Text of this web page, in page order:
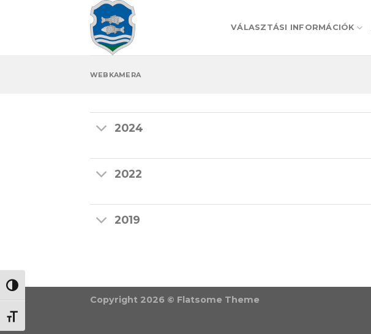
NAGY KONTRASZT VÁLTÁSA
BETŰMÉRET VÁLTÁSA
VÁLASZTÁSI INFORMÁCIÓK
WEBKAMERA
2024
2022
2019
Copyright 2026 © Flatsome Theme